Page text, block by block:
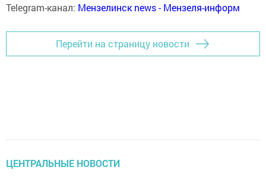
Telegram-канал: Мензелинск news - Мензеля-информ
Перейти на страницу новости
ЦЕНТРАЛЬНЫЕ НОВОСТИ